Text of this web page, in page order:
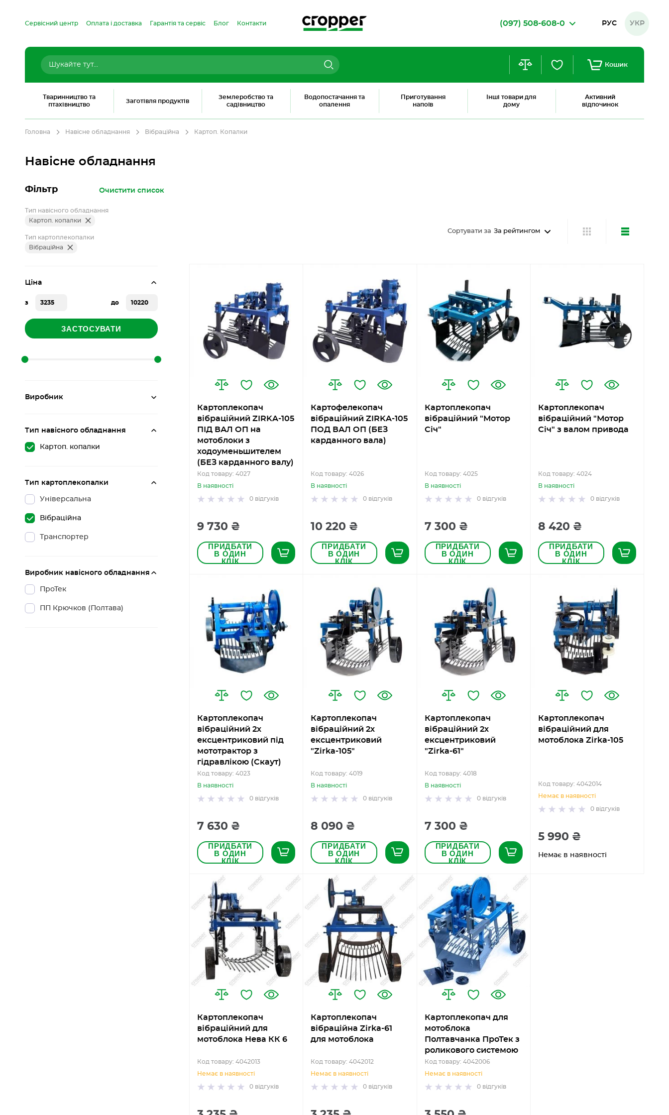
РУС УКР
Тваринництво та
птахівництво
Заготівля продуктів
Землеробство та
садівництво
Водопостачання та
опалення
Приготування
напоїв
Інші товари для
дому
Активний
відпочинок
Сервісний центр Оплата і доставка Гарантія та сервіс Блог Контакти (097) 508-608-0
Кошик
Головна Навісне обладнання Вібраційна Картоп. Копалки
Навісне обладнання
Сортувати за За рейтингом
Картоплекопач
вібраційний ZIRKA-105
ПІД ВАЛ ОП на
мотоблоки з
ходоуменьшителем
(БЕЗ карданного валу)
Код товару: 4027
В наявності
0 відгуків
9 730 ₴
ПРИДБАТИ
В ОДИН
КЛІК
Картофелекопач
вібраційний ZIRKA-105
ПОД ВАЛ ОП (БЕЗ
карданного вала)
Код товару: 4026
В наявності
0 відгуків
10 220 ₴
ПРИДБАТИ
В ОДИН
КЛІК
Картоплекопач
вібраційний "Мотор
Січ"
Код товару: 4025
В наявності
0 відгуків
7 300 ₴
ПРИДБАТИ
В ОДИН
КЛІК
Картоплекопач
вібраційний "Мотор
Січ" з валом привода
Код товару: 4024
В наявності
0 відгуків
8 420 ₴
ПРИДБАТИ
В ОДИН
КЛІК
Картоплекопач
вібраційний 2х
ексцентриковий під
мототрактор з
гідравлікою (Скаут)
Код товару: 4023
В наявності
0 відгуків
7 630 ₴
ПРИДБАТИ
В ОДИН
КЛІК
Картоплекопач
вібраційний 2х
ексцентриковий
"Zirka-105"
Код товару: 4019
В наявності
0 відгуків
8 090 ₴
ПРИДБАТИ
В ОДИН
КЛІК
Картоплекопач
вібраційний 2х
ексцентриковий
"Zirka-61"
Код товару: 4018
В наявності
0 відгуків
7 300 ₴
ПРИДБАТИ
В ОДИН
КЛІК
Картоплекопач
вібраційний для
мотоблока Zirka-105
Код товару: 4042014
Немає в наявності
0 відгуків
5 990 ₴
Немає в наявності
Картоплекопач
вібраційний для
мотоблока Нева КК 6
Код товару: 4042013
Немає в наявності
0 відгуків
Картоплекопач
вібраційна Zirka-61
для мотоблока
Код товару: 4042012
Немає в наявності
0 відгуків
Картоплекопач для
мотоблока
Полтавчанка ПроТек з
роликового системою
Код товару: 4042006
Немає в наявності
0 відгуків
Фільтр Очистити список
Тип навісного обладнання
Картоп. копалки
Тип картоплекопалки
Вібраційна
Ціна
з до
ЗАСТОСУВАТИ
Виробник
Тип навісного обладнання
Картоп. копалки
Тип картоплекопалки
Універсальна
Вібраційна
Транспортер
Виробник навісного обладнання
ПроТек
ПП Крючков (Полтава)